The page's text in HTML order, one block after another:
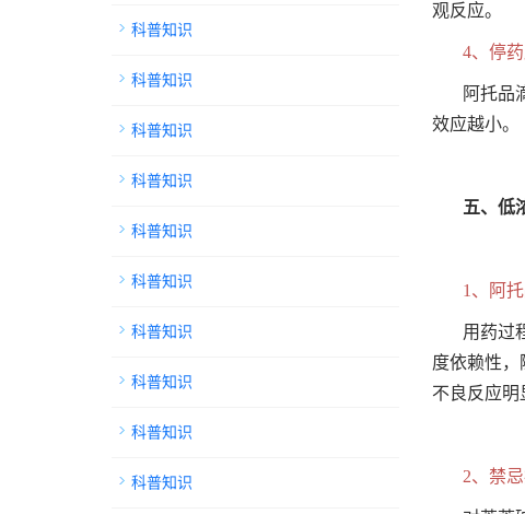
观反应。
4、停
阿托品
效应越小。
五、低
1、阿
用药过
度依赖性
不良反应明
2、禁忌
科普知识
科普知识
科普知识
科普知识
科普知识
科普知识
科普知识
科普知识
科普知识
科普知识